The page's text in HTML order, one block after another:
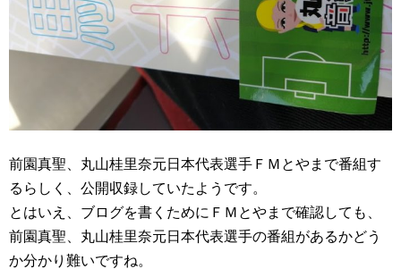
前園真聖、丸山桂里奈元日本代表選手ＦＭとやまで番組す
るらしく、公開収録していたようです。
とはいえ、ブログを書くためにＦＭとやまで確認しても、
前園真聖、丸山桂里奈元日本代表選手の番組があるかどう
か分かり難いですね。